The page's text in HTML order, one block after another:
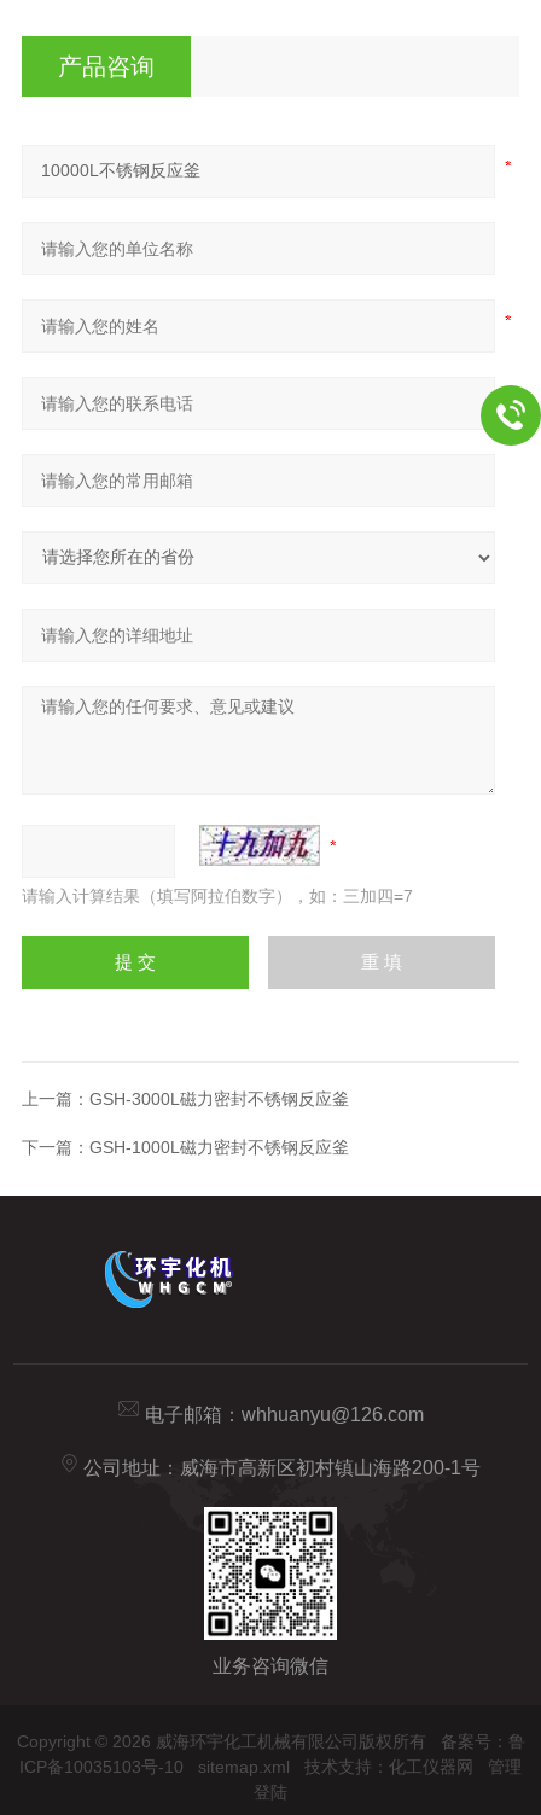
产品咨询
请输入计算结果（填写阿拉伯数字），如：三加四=7
上一篇： GSH-3000L磁力密封不锈钢反应釜
下一篇： GSH-1000L磁力密封不锈钢反应釜
电子邮箱： whhuanyu@126.com
公司地址：威海市高新区初村镇山海路200-1号
业务咨询微信
Copyright © 2026 威海环宇化工机械有限公司版权所有 备案号：鲁
ICP备10035103号-10
sitemap.xml 技术支持： 化工仪器网
管理
登陆